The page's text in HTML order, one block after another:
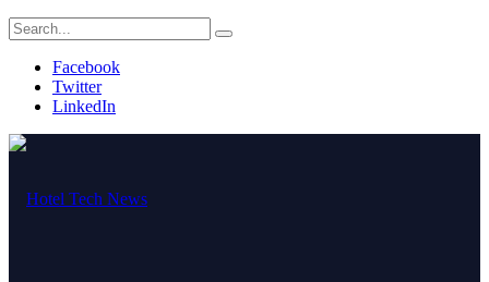
Facebook
Twitter
LinkedIn